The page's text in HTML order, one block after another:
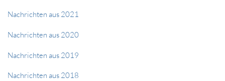
Nachrichten aus 2021
Nachrichten aus 2020
Nachrichten aus 2019
Nachrichten aus 2018